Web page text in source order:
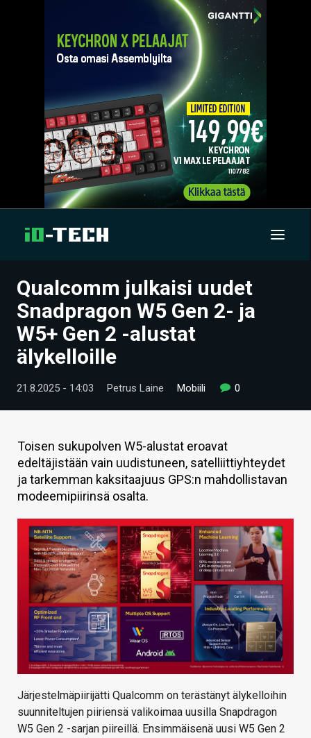
UUTISET
ARTIKKELIT
VIDEOT
TECHBBS
HINTA.FI
KAUPPA
VAIHDA TEEMA
HAKU
Qualcomm julkaisi uudet
Snadpragon W5 Gen 2- ja
W5+ Gen 2 -alustat
älykelloille
21.8.2025 - 14:03 Petrus Laine Mobiili 0
Toisen sukupolven W5-alustat eroavat
edeltäjistään vain uudistuneen, satelliittiyhteydet
ja tarkemman kaksitaajuus GPS:n mahdollistavan
modeemipiirinsä osalta.
Järjestelmäpiirijätti Qualcomm on terästänyt älykelloihin
suunniteltujen piiriensä valikoimaa uusilla Snapdragon
W5 Gen 2 -sarjan piireillä. Ensimmäisenä uusi W5 Gen 2